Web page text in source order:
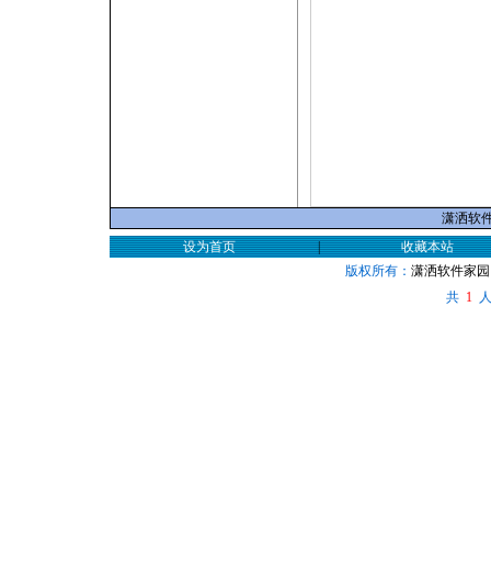
潇洒软
设为首页
|
收藏本站
版权所有： 潇洒软件家园
共